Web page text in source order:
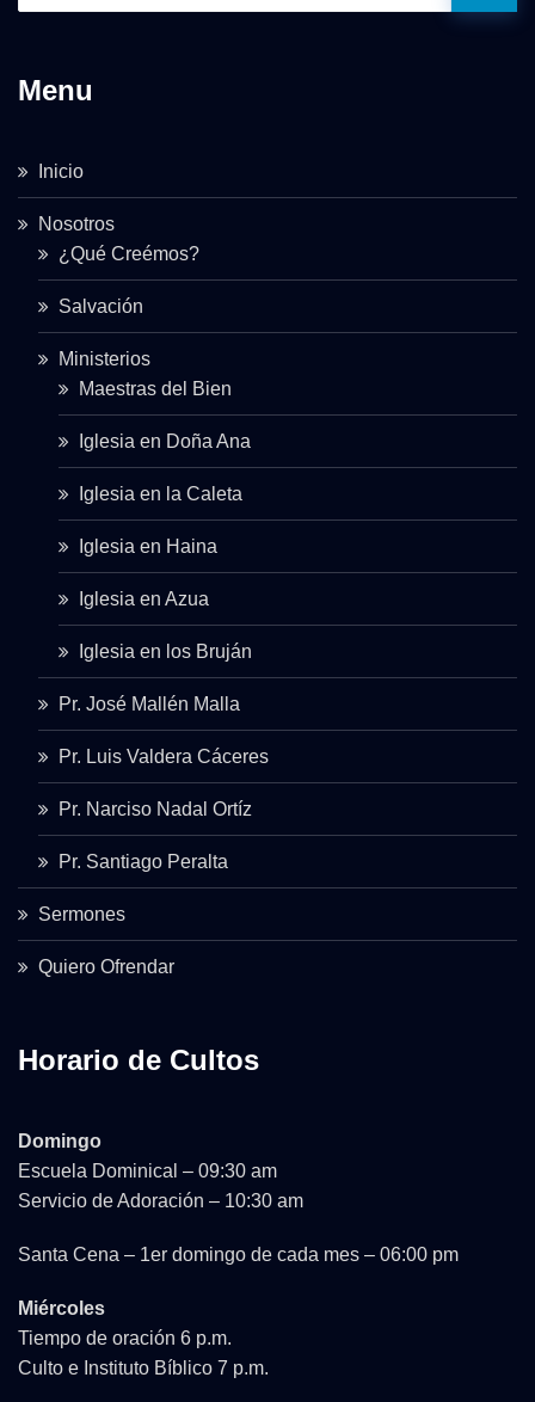
Menu
Inicio
Nosotros
¿Qué Creémos?
Salvación
Ministerios
Maestras del Bien
Iglesia en Doña Ana
Iglesia en la Caleta
Iglesia en Haina
Iglesia en Azua
Iglesia en los Bruján
Pr. José Mallén Malla
Pr. Luis Valdera Cáceres
Pr. Narciso Nadal Ortíz
Pr. Santiago Peralta
Sermones
Quiero Ofrendar
Horario de Cultos
Domingo
Escuela Dominical – 09:30 am
Servicio de Adoración – 10:30 am
Santa Cena – 1er domingo de cada mes – 06:00 pm
Miércoles
Tiempo de oración 6 p.m.
Culto e Instituto Bíblico 7 p.m.